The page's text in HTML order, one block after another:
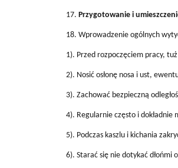
17. Przygotowanie i
18. Wprowadzenie ogólnych
1). Przed rozpoczęciem pracy,
2). Nosić osłonę nosa i ust,
3). Zachować bezpieczną
4). Regularnie często i dokładnie
5). Podczas kaszlu i kichania
6). Starać się nie dotykać dłońmi